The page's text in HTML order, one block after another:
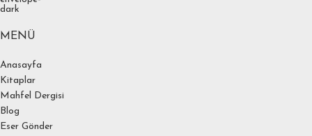
MENÜ
Anasayfa
Kitaplar
Mahfel Dergisi
Blog
Eser Gönder